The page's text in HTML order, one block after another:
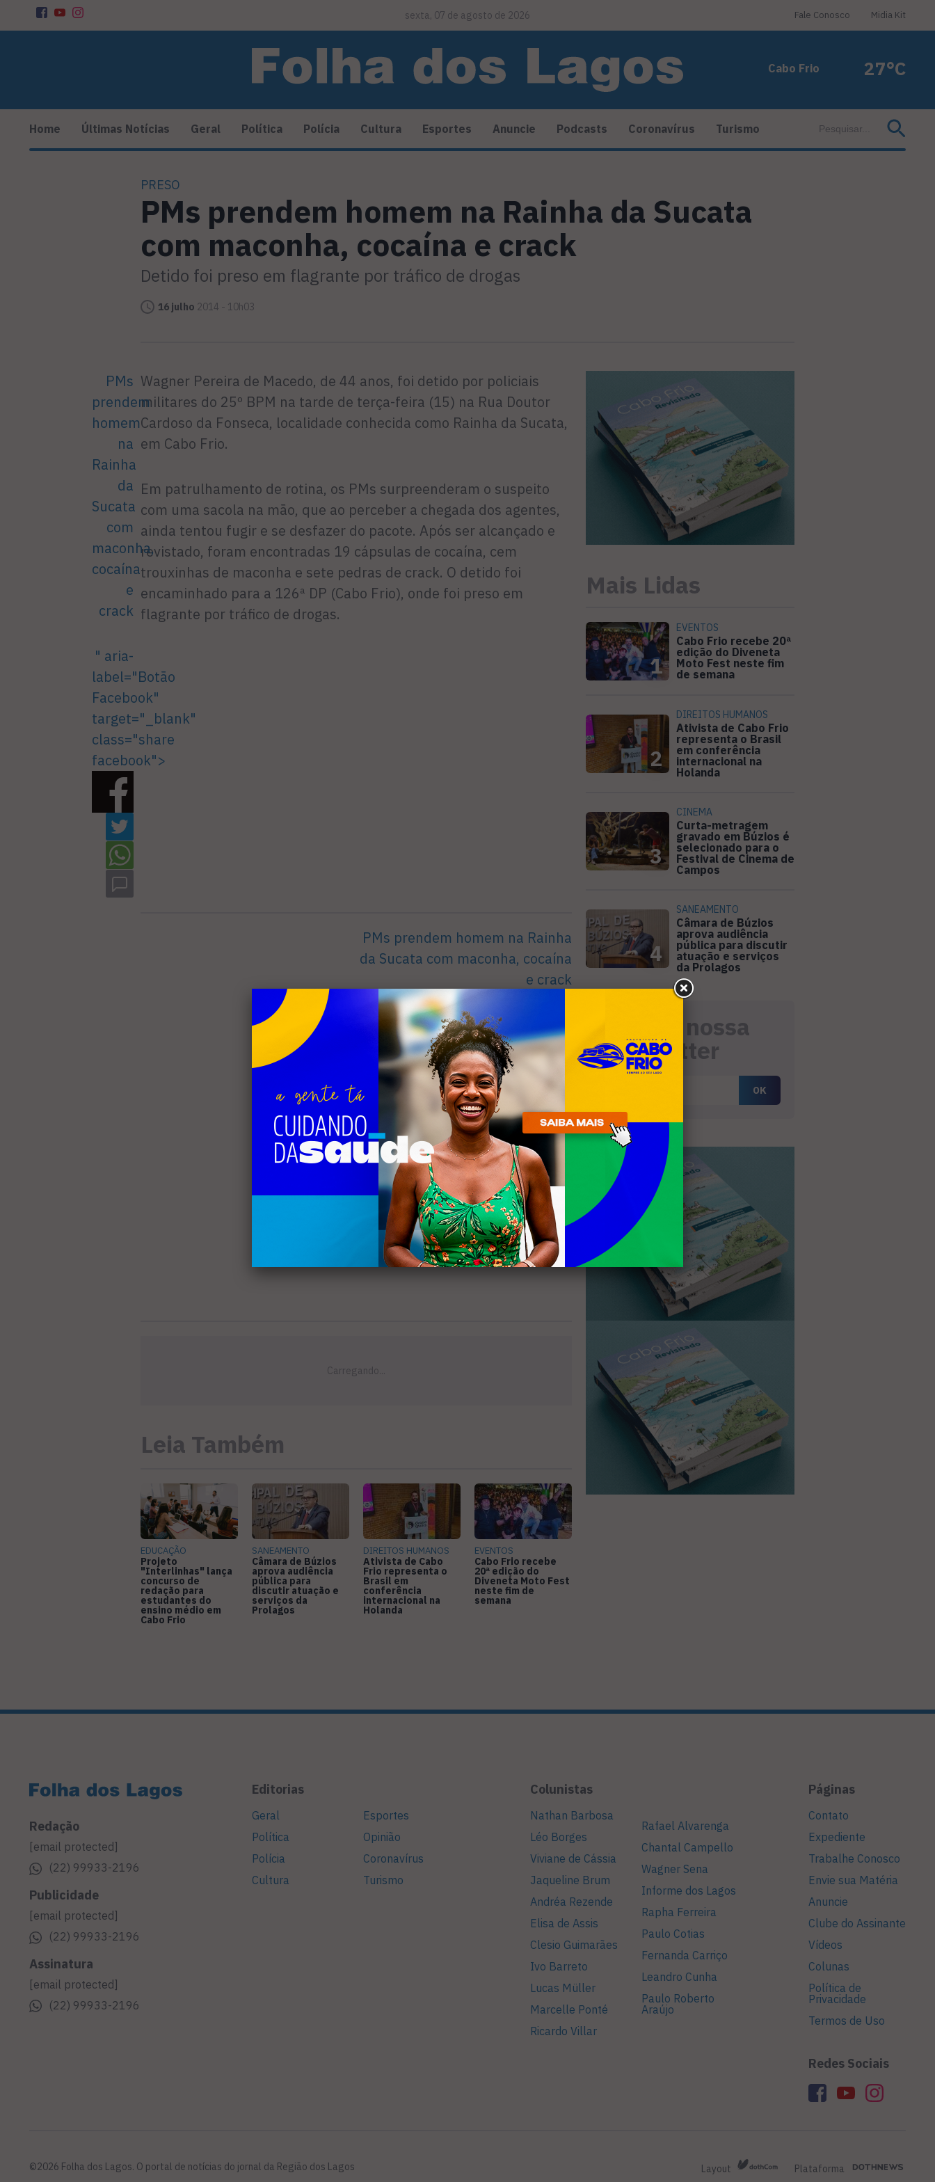
sexta, 07 de agosto de 2026 Fale Conosco Midia Kit
Cabo Frio 27°C
Home Últimas Notícias Geral Política Polícia Cultura Esportes Anuncie Podcasts Coronavírus Turismo
PRESO
PMs prendem homem na Rainha da Sucata
com maconha, cocaína e crack
Detido foi preso em flagrante por tráfico de drogas
16 julho 2014 - 10h03
PMs
prendem
homem
na
Rainha
da
Sucata
com
maconha,
cocaína
e
crack
" aria-
label="Botão
Facebook"
target="_blank"
class="share
facebook">
Wagner Pereira de Macedo, de 44 anos, foi detido por policiais
militares do 25º BPM na tarde de terça-feira (15) na Rua Doutor
Cardoso da Fonseca, localidade conhecida como Rainha da Sucata,
em Cabo Frio.
Em patrulhamento de rotina, os PMs surpreenderam o suspeito
com uma sacola na mão, que ao perceber a chegada dos agentes,
ainda tentou fugir e se desfazer do pacote. Após ser alcançado e
revistado, foram encontradas 19 cápsulas de cocaína, cem
trouxinhas de maconha e sete pedras de crack. O detido foi
encaminhado para a 126ª DP (Cabo Frio), onde foi preso em
flagrante por tráfico de drogas.
PMs prendem homem na Rainha
da Sucata com maconha, cocaína
e crack
" aria-label="Botão Facebook"
target="_blank" class="share
facebook">
Mais Lidas
1
EVENTOS
Cabo Frio recebe 20ª
edição do Diveneta
Moto Fest neste fim
de semana
2
DIREITOS HUMANOS
Ativista de Cabo Frio
representa o Brasil
em conferência
internacional na
Holanda
3
CINEMA
Curta-metragem
gravado em Búzios é
selecionado para o
Festival de Cinema de
Campos
4
SANEAMENTO
Câmara de Búzios
aprova audiência
pública para discutir
atuação e serviços
da Prolagos
Receba nossa
newsletter
Leia Também
EDUCAÇÃO
Projeto
"Interlinhas" lança
concurso de
redação para
estudantes do
ensino médio em
Cabo Frio
SANEAMENTO
Câmara de Búzios
aprova audiência
pública para
discutir atuação e
serviços da
Prolagos
DIREITOS HUMANOS
Ativista de Cabo
Frio representa o
Brasil em
conferência
internacional na
Holanda
EVENTOS
Cabo Frio recebe
20ª edição do
Diveneta Moto Fest
neste fim de
semana
Redação
[email protected]
(22) 99933-2196
Publicidade
[email protected]
(22) 99933-2196
Assinatura
[email protected]
(22) 99933-2196
Editorias
Geral
Política
Polícia
Cultura
Esportes
Opinião
Coronavírus
Turismo
Colunistas
Nathan Barbosa
Léo Borges
Viviane de Cássia
Jaqueline Brum
Andréa Rezende
Elisa de Assis
Clesio Guimarães
Ivo Barreto
Lucas Müller
Marcelle Ponté
Ricardo Villar
Rafael Alvarenga
Chantal Campello
Wagner Sena
Informe dos Lagos
Rapha Ferreira
Paulo Cotias
Fernanda Carriço
Leandro Cunha
Paulo Roberto
Araújo
Páginas
Contato
Expediente
Trabalhe Conosco
Envie sua Matéria
Anuncie
Clube do Assinante
Vídeos
Colunas
Política de
Privacidade
Termos de Uso
Redes Sociais
©2026 Folha dos Lagos. O portal de notícias do jornal da Região dos Lagos Layout Plataforma